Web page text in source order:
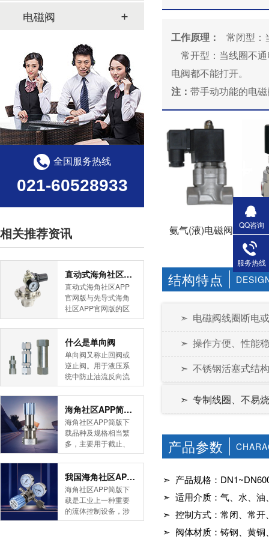
工作原理：
常闭型
常开型：当线圈
电阀都不能打开。
注： 带手动功能的电磁
氨气(液)电磁阀
超
结构特点
➣ 电磁阀线圈断电或
➣ 操作方便、性能稳
➣ 不锈钢活塞式结构
➣ 专制线圈、不易烧
产品参数
➣ 产品规格：
➣ 适用介质：气、水、油
➣ 控制方式：常闭、常开
➣ 阀体材质：铸钢、黄铜
电磁阀
全国服务热线
021-60528933
相关推荐资讯
直动式海角社区APP官网版与先导式海角社区APP官网版的区别
直动式海角社区APP
官网版与先导式海角
社区APP官网版的区
别是什么？HJBA8海
角论坛海角社区APP
简版下载告诉您！先
导式海角社区APP官
网版是采用控制阀体
内的启闭件的开度来
调节介质的流量，将
介质的压力降低，同
时借助阀后压力的作
用调节启闭件的开
度，使阀后压力保持
在一定范围内，在进
口压力不断变化的情
在设定的范围内，保
护其后的生活生产器
具。本类海角社区
APP简版下载在管......
什么是单向阀
单向阀又称止回阀或
逆止阀。用于液压系
统中防止油流反向流
动,或者用于气动系统
中防止压缩空气逆向
流动。今天HJBA8海
角论坛海角社区APP
简版下载为您介绍一
下什么是单向阀。
一、简介单向阀有直
通式和直角式两种。
直通式单向阀用螺纹
连接安装在管路上。
直角式单向阀有螺纹
连接、板式连接和法
兰连接三种形式。液
海角社区APP简版下载的维护保养方式有哪些
海角社区APP简版下
载品种及规格相当繁
多，主要用于截止、
导流、稳压、分流
等，用途广泛。正确
和有序有效的维护保
养会保护海角社区
APP简版下载，使海
角社区APP简版下载
正常发挥功能并且延
我国海角社区APP简版下载市场的现状及前景如何
海角社区APP简版下
载是工业上一种重要
的流体控制设备，涉
及到国民经济诸多部
QQ咨询
服务热线